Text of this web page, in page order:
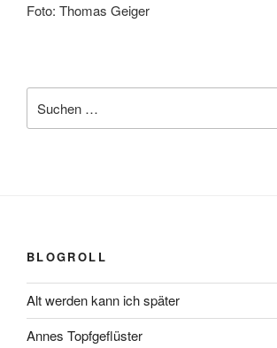
Foto: Thomas Geiger
nach:
BLOGROLL
Alt werden kann ich später
Annes Topfgeflüster